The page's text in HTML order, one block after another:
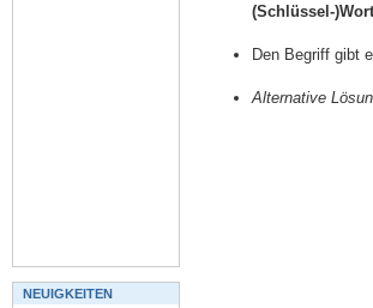
(Schlüssel-)Wort
Den Begriff gibt
Alternative
NEUIGKEITEN